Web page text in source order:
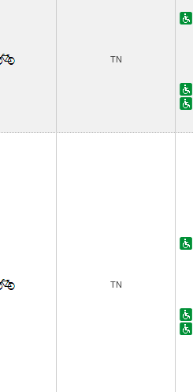
TN
TN